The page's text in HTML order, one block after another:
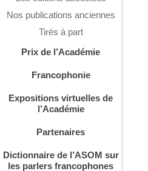
Nos publications anciennes
Tirés à part
Prix de l’Académie
Francophonie
Expositions virtuelles de
l’Académie
Partenaires
Dictionnaire de l’ASOM sur
les parlers francophones